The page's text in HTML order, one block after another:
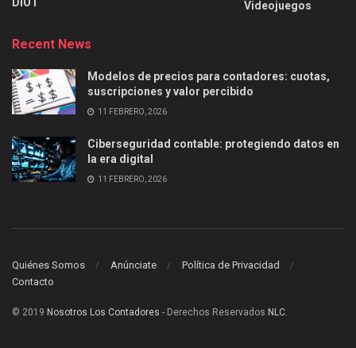
Videojuegos
Recent News
Modelos de precios para contadores: cuotas,
suscripciones y valor percibido
11 FEBRERO, 2026
Ciberseguridad contable: protegiendo datos en
la era digital
11 FEBRERO, 2026
Quiénes Somos Anúnciate
Política de Privacidad
Contacto
© 2019 Nosotros Los Contadores - Derechos Reservados NLC